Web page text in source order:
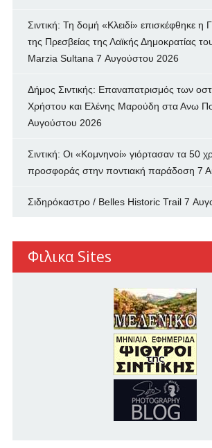
Σιντική: Τη δομή «Κλειδί» επισκέφθηκε η
της Πρεσβείας της Λαϊκής Δημοκρατίας
Marzia Sultana 7 Αυγούστου 2026
Δήμος Σιντικής: Επαναπατρισμός των
Χρήστου και Ελένης Μαρούδη στα Ανω
Αυγούστου 2026
Σιντική: Οι «Κομνηνοί» γιόρτασαν τα 50
προσφοράς στην ποντιακή παράδοση 7
Σιδηρόκαστρο / Belles Historic Trail 7
Φιλικα Sites